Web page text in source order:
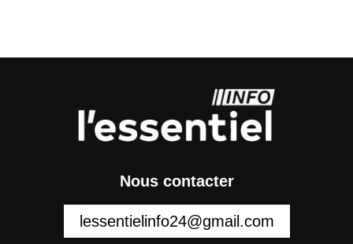
Nous contacter
lessentielinfo24@gmail.com